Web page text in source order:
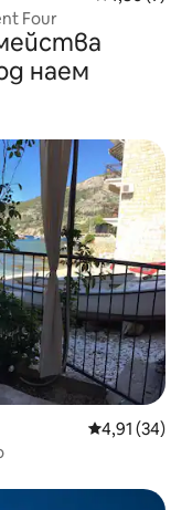
Four
наем
Средна
4,91 (34)